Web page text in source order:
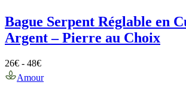
Bague Serpent Réglable en
Argent – Pierre au Choix
26€ - 48€
Amour